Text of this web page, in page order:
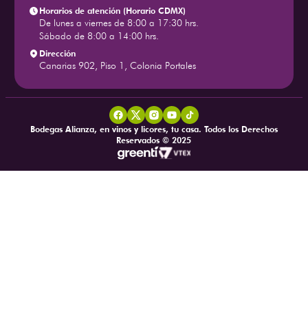
Horarios de atención (Horario CDMX)
De lunes a viernes de 8:00 a 17:30 hrs.
Sábado de 8:00 a 14:00 hrs.
Dirección
Canarias 902, Piso 1, Colonia Portales
Bodegas Alianza, en vinos y licores, tu casa. Todos los Derechos
Reservados © 2025